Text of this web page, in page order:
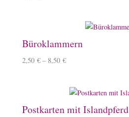
Büroklammern
2,50 € – 8,50 €
Postkarten mit Islandpferd